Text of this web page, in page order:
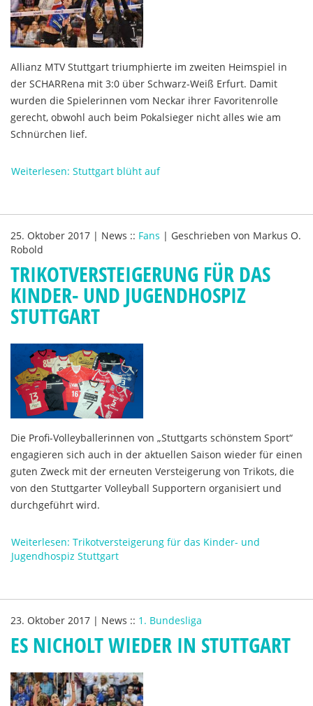
Allianz MTV Stuttgart triumphierte im zweiten Heimspiel in
der SCHARRena mit 3:0 über Schwarz-Weiß Erfurt. Damit
wurden die Spielerinnen vom Neckar ihrer Favoritenrolle
gerecht, obwohl auch beim Pokalsieger nicht alles wie am
Schnürchen lief.
Weiterlesen: Stuttgart blüht auf
25. Oktober 2017 | News :: Fans | Geschrieben von Markus O.
Robold
TRIKOTVERSTEIGERUNG FÜR DAS
KINDER- UND JUGENDHOSPIZ
STUTTGART
Die Profi-Volleyballerinnen von „Stuttgarts schönstem Sport“
engagieren sich auch in der aktuellen Saison wieder für einen
guten Zweck mit der erneuten Versteigerung von Trikots, die
von den Stuttgarter Volleyball Supportern organisiert und
durchgeführt wird.
Weiterlesen: Trikotversteigerung für das Kinder- und
Jugendhospiz Stuttgart
23. Oktober 2017 | News :: 1. Bundesliga
ES NICHOLT WIEDER IN STUTTGART